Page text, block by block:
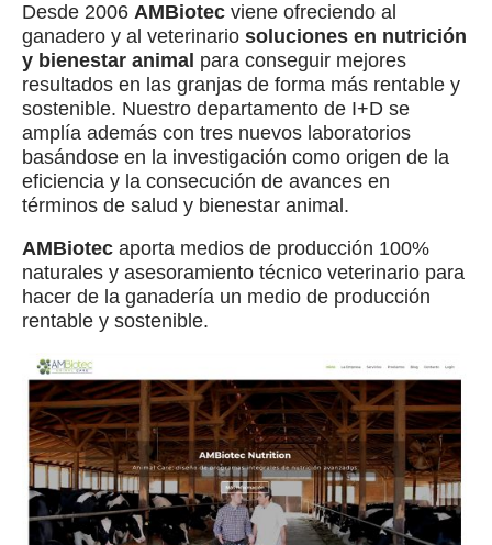
Desde 2006 AMBiotec viene ofreciendo al
ganadero y al veterinario soluciones en nutrición
y bienestar animal para conseguir mejores
resultados en las granjas de forma más rentable y
sostenible. Nuestro departamento de I+D se
amplía además con tres nuevos laboratorios
basándose en la investigación como origen de la
eficiencia y la consecución de avances en
términos de salud y bienestar animal.
AMBiotec aporta medios de producción 100%
naturales y asesoramiento técnico veterinario para
hacer de la ganadería un medio de producción
rentable y sostenible.